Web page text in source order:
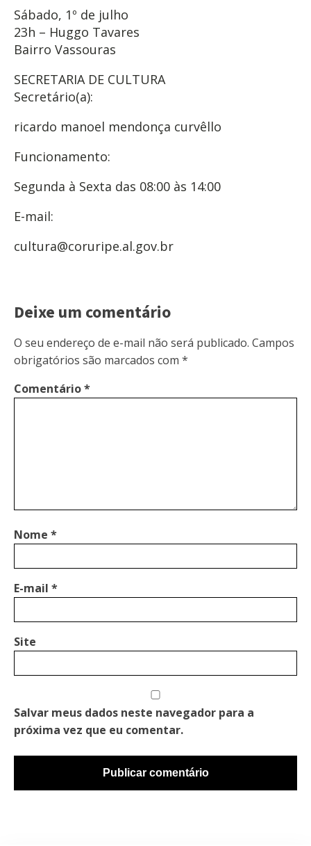
Sábado, 1º de julho
23h – Huggo Tavares
Bairro Vassouras
SECRETARIA DE CULTURA
Secretário(a):
ricardo manoel mendonça curvêllo
Funcionamento:
Segunda à Sexta das 08:00 às 14:00
E-mail:
cultura@coruripe.al.gov.br
Deixe um comentário
O seu endereço de e-mail não será publicado. Campos
obrigatórios são marcados com *
Comentário*
Nome *
E-mail *
Site
Salvar meus dados neste navegador para a
próxima vez que eu comentar.